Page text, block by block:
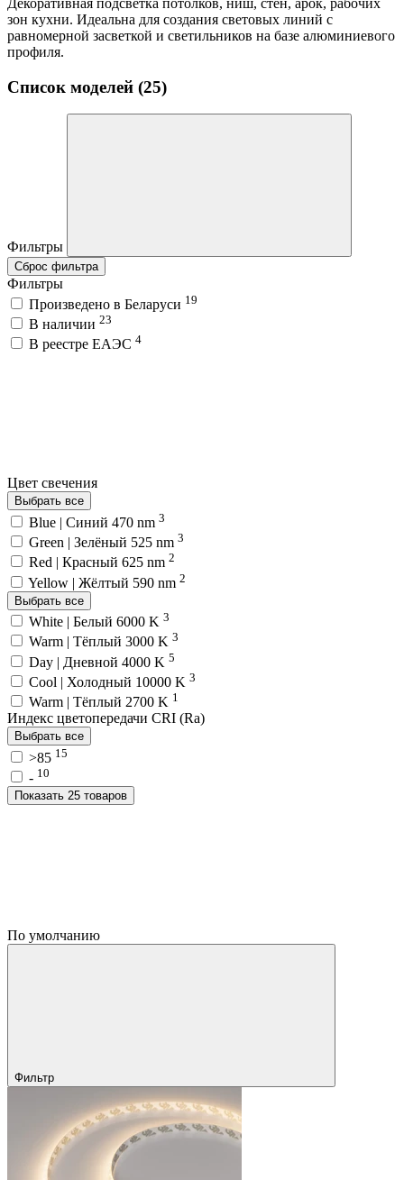
Декоративная подсветка потолков, ниш, стен, арок, рабочих
зон кухни. Идеальна для создания световых линий с
равномерной засветкой и светильников на базе алюминиевого
профиля.
Список моделей (25)
Фильтры
Сброс фильтра
Фильтры
Произведено в Беларуси 19
В наличии 23
В реестре ЕАЭС 4
Цвет свечения
Выбрать все
Blue | Синий 470 nm 3
Green | Зелёный 525 nm 3
Red | Красный 625 nm 2
Yellow | Жёлтый 590 nm 2
Выбрать все
White | Белый 6000 K 3
Warm | Тёплый 3000 K 3
Day | Дневной 4000 K 5
Cool | Холодный 10000 K 3
Warm | Тёплый 2700 K 1
Индекс цветопередачи CRI (Ra)
Выбрать все
>85 15
- 10
Показать 25 товаров
По умолчанию
Фильтр